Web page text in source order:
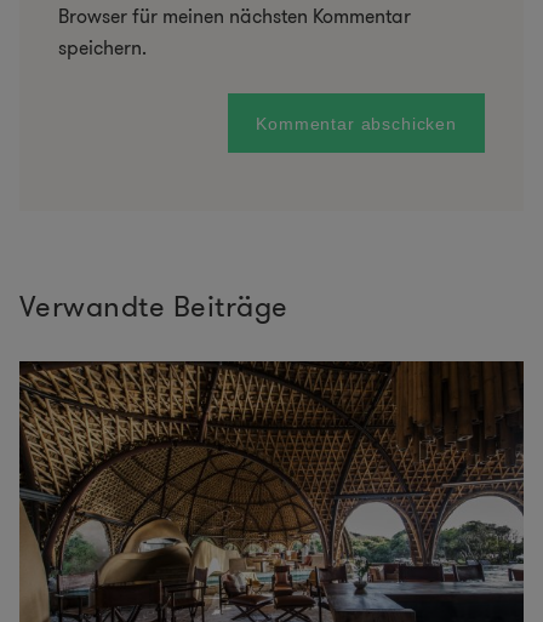
Browser für meinen nächsten Kommentar
speichern.
Verwandte Beiträge